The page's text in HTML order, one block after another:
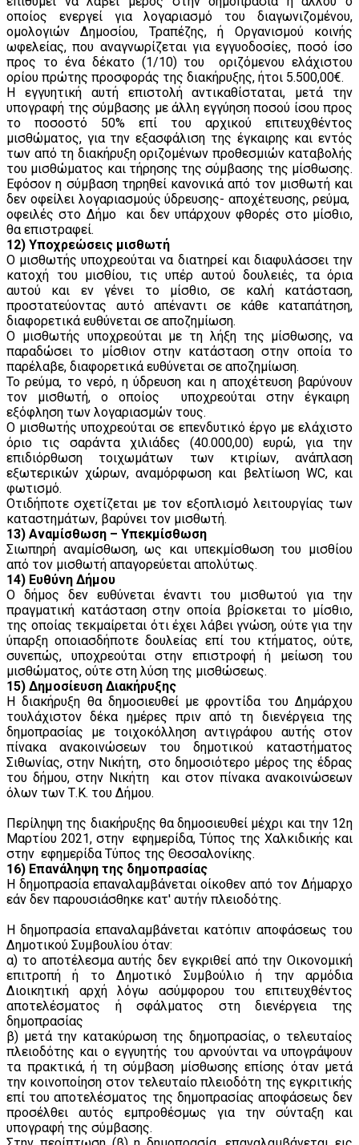
οποίος ενεργεί για λογαριασμό του διαγωνιζομένου,
ομολογιών Δημοσίου, Τραπέζης, ή Οργανισμού κοινής
ωφελείας, που αναγνωρίζεται για εγγυοδοσίες, ποσό ίσο
προς το ένα δέκατο (1/10) του οριζόμενου ελάχιστου
ορίου πρώτης προσφοράς της διακήρυξης, ήτοι 5.500,00€.
Η εγγυητική αυτή επιστολή αντικαθίσταται, μετά την
υπογραφή της σύμβασης με άλλη εγγύηση ποσού ίσου προς
το ποσοστό 50% επί του αρχικού επιτευχθέντος
μισθώματος, για την εξασφάλιση της έγκαιρης και εντός
των από τη διακήρυξη οριζομένων προθεσμιών καταβολής
του μισθώματος και τήρησης της σύμβασης της μίσθωσης.
Εφόσον η σύμβαση τηρηθεί κανονικά από τον μισθωτή και
δεν οφείλει λογαριασμούς ύδρευσης- αποχέτευσης, ρεύμα,
οφειλές στο Δήμο και δεν υπάρχουν φθορές στο μίσθιο,
θα επιστραφεί.
12) Υποχρεώσεις μισθωτή
Ο μισθωτής υποχρεούται να διατηρεί και διαφυλάσσει την
κατοχή του μισθίου, τις υπέρ αυτού δουλειές, τα όρια
αυτού και εν γένει το μίσθιο, σε καλή κατάσταση,
προστατεύοντας αυτό απέναντι σε κάθε καταπάτηση,
διαφορετικά ευθύνεται σε αποζημίωση.
Ο μισθωτής υποχρεούται με τη λήξη της μίσθωσης, να
παραδώσει το μίσθιον στην κατάσταση στην οποία το
παρέλαβε, διαφορετικά ευθύνεται σε αποζημίωση.
Το ρεύμα, το νερό, η ύδρευση και η αποχέτευση βαρύνουν
τον μισθωτή, ο οποίος υποχρεούται στην έγκαιρη
εξόφληση των λογαριασμών τους.
Ο μισθωτής υποχρεούται σε επενδυτικό έργο με ελάχιστο
όριο τις σαράντα χιλιάδες (40.000,00) ευρώ, για την
επιδιόρθωση τοιχωμάτων των κτιρίων, ανάπλαση
εξωτερικών χώρων, αναμόρφωση και βελτίωση WC, και
φωτισμό.
Οτιδήποτε σχετίζεται με τον εξοπλισμό λειτουργίας των
καταστημάτων, βαρύνει τον μισθωτή.
13) Αναμίσθωση – Υπεκμίσθωση
Σιωπηρή αναμίσθωση, ως και υπεκμίσθωση του μισθίου
από τον μισθωτή απαγορεύεται απολύτως.
14) Ευθύνη Δήμου
Ο δήμος δεν ευθύνεται έναντι του μισθωτού για την
πραγματική κατάσταση στην οποία βρίσκεται το μίσθιο,
της οποίας τεκμαίρεται ότι έχει λάβει γνώση, ούτε για την
ύπαρξη οποιασδήποτε δουλείας επί του κτήματος, ούτε,
συνεπώς, υποχρεούται στην επιστροφή ή μείωση του
μισθώματος, ούτε στη λύση της μισθώσεως.
15) Δημοσίευση Διακήρυξης
Η διακήρυξη θα δημοσιευθεί με φροντίδα του Δημάρχου
τουλάχιστον δέκα ημέρες πριν από τη διενέργεια της
δημοπρασίας με τοιχοκόλληση αντιγράφου αυτής στον
πίνακα ανακοινώσεων του δημοτικού καταστήματος
Σιθωνίας, στην Νικήτη, στο δημοσιότερο μέρος της έδρας
του δήμου, στην Νικήτη και στον πίνακα ανακοινώσεων
όλων των Τ.Κ. του Δήμου.
Περίληψη της διακήρυξης θα δημοσιευθεί μέχρι και την 12η
Μαρτίου 2021, στην εφημερίδα, Τύπος της Χαλκιδικής και
στην εφημερίδα Τύπος της Θεσσαλονίκης.
16) Επανάληψη της δημοπρασίας
Η δημοπρασία επαναλαμβάνεται οίκοθεν από τον Δήμαρχο
εάν δεν παρουσιάσθηκε κατ' αυτήν πλειοδότης.
Η δημοπρασία επαναλαμβάνεται κατόπιν αποφάσεως του
Δημοτικού Συμβουλίου όταν:
α) το αποτέλεσμα αυτής δεν εγκριθεί από την Οικονομική
επιτροπή ή το Δημοτικό Συμβούλιο ή την αρμόδια
Διοικητική αρχή λόγω ασύμφορου του επιτευχθέντος
αποτελέσματος ή σφάλματος στη διενέργεια της
δημοπρασίας
β) μετά την κατακύρωση της δημοπρασίας, ο τελευταίος
πλειοδότης και ο εγγυητής του αρνούνται να υπογράψουν
τα πρακτικά, ή τη σύμβαση μίσθωσης επίσης όταν μετά
την κοινοποίηση στον τελευταίο πλειοδότη της εγκριτικής
επί του αποτελέσματος της δημοπρασίας αποφάσεως δεν
προσέλθει αυτός εμπροθέσμως για την σύνταξη και
υπογραφή της σύμβασης.